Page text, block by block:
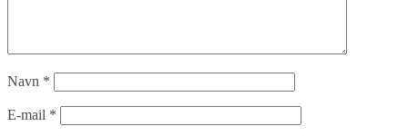
Navn *
E-mail *